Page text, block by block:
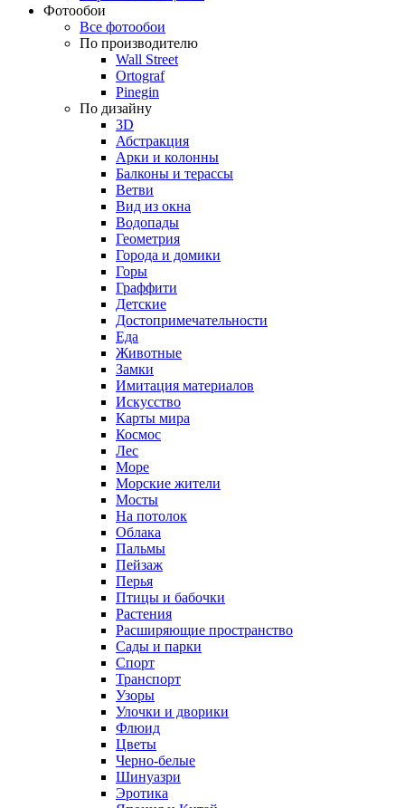
Фотообои
Все фотообои
По производителю
Wall Street
Ortograf
Pinegin
По дизайну
3D
Абстракция
Арки и колонны
Балконы и терассы
Ветви
Вид из окна
Водопады
Геометрия
Города и домики
Горы
Граффити
Детские
Достопримечательности
Еда
Животные
Замки
Имитация материалов
Искусство
Карты мира
Космос
Лес
Море
Морские жители
Мосты
На потолок
Облака
Пальмы
Пейзаж
Перья
Птицы и бабочки
Растения
Расширяющие пространство
Сады и парки
Спорт
Транспорт
Узоры
Улочки и дворики
Флюид
Цветы
Черно-белые
Шинуазри
Эротика